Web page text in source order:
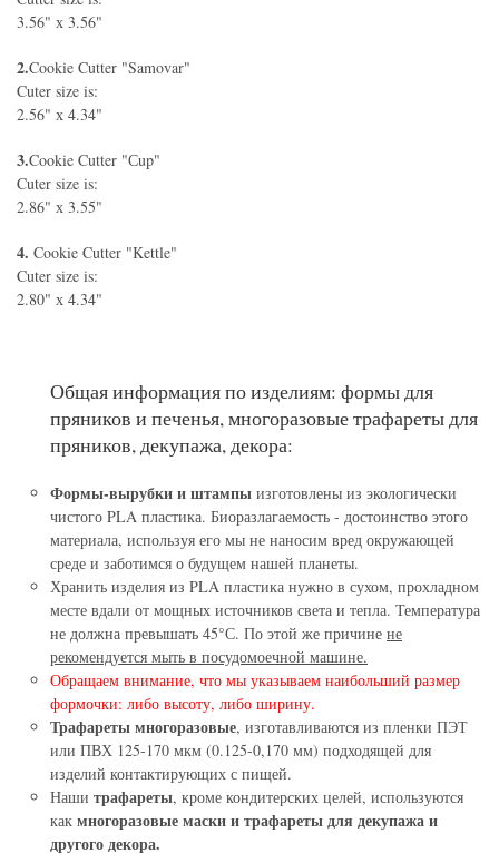
3.56" х 3.56"
2.Cookie Cutter "Samovar"
Cuter size is:
2.56" х 4.34"
3.Cookie Cutter "Сup"
Cuter size is:
2.86" х 3.55"
4. Cookie Cutter "Kettle"
Cuter size is:
2.80" х 4.34"
Общая информация по изделиям: формы для
пряников и печенья, многоразовые трафареты для
пряников, декупажа, декора:
Формы-вырубки и штампы изготовлены из экологически
чистого PLA пластика. Биоразлагаемость - достоинство этого
материала, используя его мы не наносим вред окружающей
среде и заботимся о будущем нашей планеты.
Хранить изделия из PLA пластика нужно в сухом, прохладном
месте вдали от мощных источников света и тепла. Температура
не должна превышать 45°С. По этой же причине не
рекомендуется мыть в посудомоечной машине.
Обращаем внимание, что мы указываем наибольший размер
формочки: либо высоту, либо ширину.
Трафареты многоразовые, изготавливаются из пленки ПЭТ
или ПВХ 125-170 мкм (0.125-0,170 мм) подходящей для
изделий контактирующих с пищей.
Наши трафареты, кроме кондитерских целей, используются
как многоразовые маски и трафареты для декупажа и
другого декора.